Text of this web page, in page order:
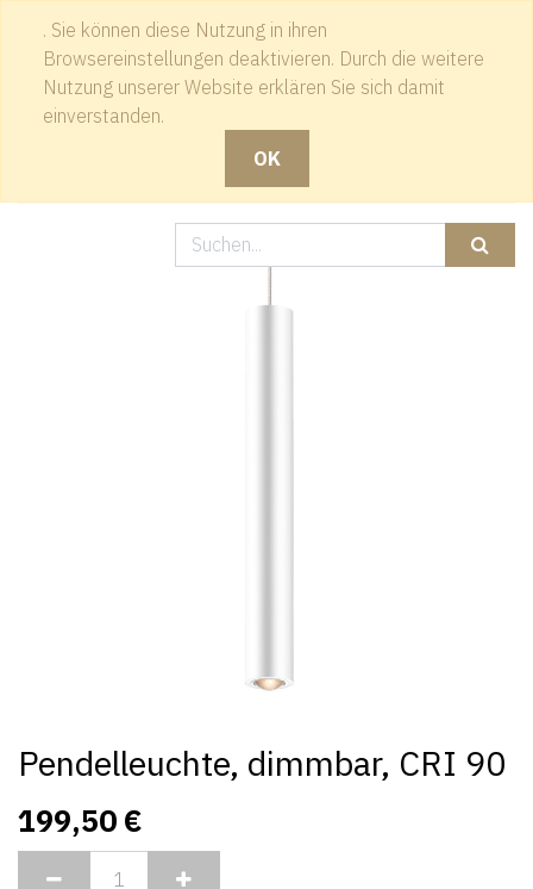
. Sie können diese Nutzung in ihren
Browsereinstellungen deaktivieren. Durch die weitere
Nutzung unserer Website erklären Sie sich damit
einverstanden.
OK
Kontakt
Pendelleuchte, dimmbar, CRI 90
199,50 €